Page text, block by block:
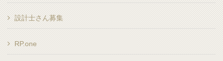
設計士さん募集
RP.one